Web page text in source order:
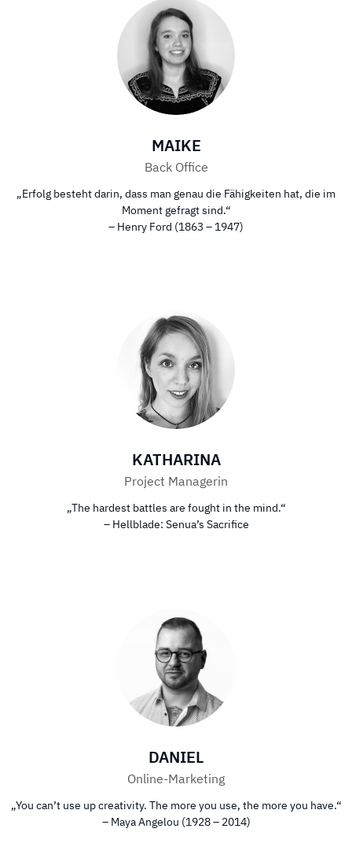
MAIKE
Back Office
„Erfolg besteht darin, dass man genau die Fähigkeiten hat, die im
Moment gefragt sind.“
– Henry Ford (1863 – 1947)
KATHARINA
Project Managerin
„The hardest battles are fought in the mind.“
– Hellblade: Senua’s Sacrifice
DANIEL
Online-Marketing
„You can’t use up creativity. The more you use, the more you have.“
– Maya Angelou (1928 – 2014)